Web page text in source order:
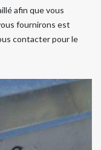
afin que vous
fournirons est
contacter pour le